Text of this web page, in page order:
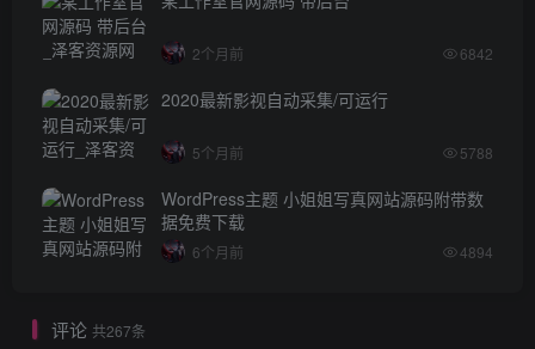
2个月前 6842
2020最新影视自动采集/可运行
5个月前 5788
WordPress主题 小姐姐写真网站源码附带数
据免费下载
6个月前 4894
评论 共267条